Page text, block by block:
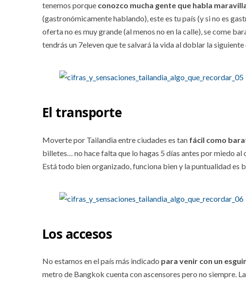
tenemos porque conozco mucha gente que habla
(gastronómicamente hablando), este es tu país (y si no es
oferta no es muy grande (al menos no en la calle), se come
tendrás un 7eleven que te salvará la vida al doblar la siguiente
El transporte
Moverte por Tailandia entre ciudades es tan fácil como
billetes… no hace falta que lo hagas 5 días antes por miedo
Está todo bien organizado, funciona bien y la puntualidad es
Los accesos
No estamos en el país más indicado para venir con un
metro de Bangkok cuenta con ascensores pero no siempre.